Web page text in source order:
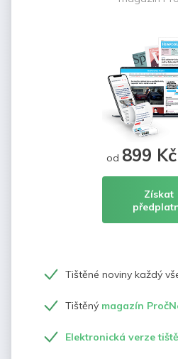
od 899 Kč
Získat
Tištěné noviny každý
Tištěný magazín
Elektronická verze